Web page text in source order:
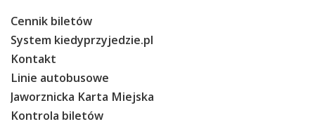
Cennik biletów
System kiedyprzyjedzie.pl
Kontakt
Linie autobusowe
Jaworznicka Karta Miejska
Kontrola biletów